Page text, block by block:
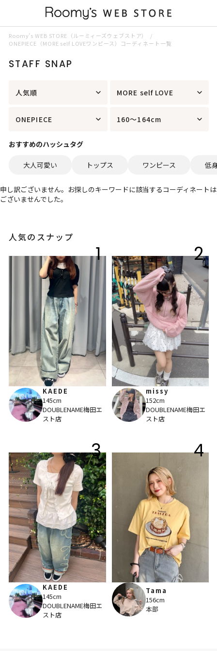
Roomy’s WEB STORE（ルーミィーズウェブストア）
ONEPIECE（MORE self LOVEワンピース）コーディネート一覧
STAFF SNAP
人気順 MORE self LOVE
ONEPIECE 160～164cm
おすすめのハッシュタグ
大人可愛い トップス ワンピース 低
申し訳ございません。お探しのキーワードに該当するコーディネートは
ございませんでした。
人気のスナップ
1
KAEDE
145cm
DOUBLENAME梅田エ
スト店
2
missy
152cm
DOUBLENAME梅田エ
スト店
3
KAEDE
145cm
DOUBLENAME梅田エ
スト店
4
Tama
156cm
本部